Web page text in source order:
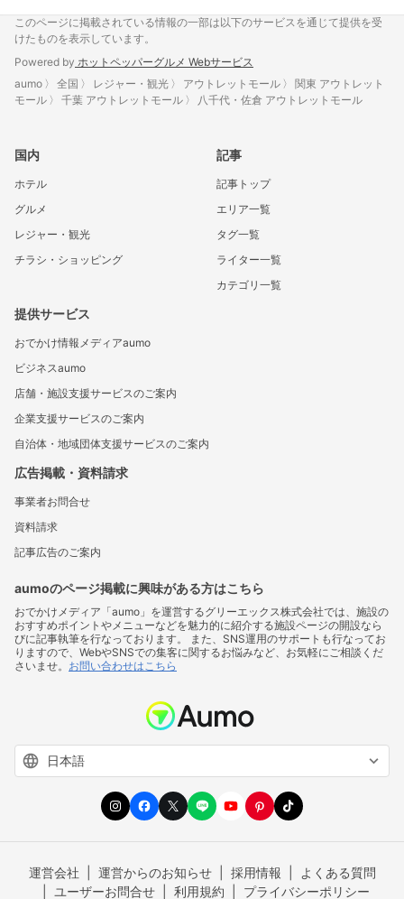
このページに掲載されている情報の一部は以下のサービスを通じて提供を受
けたものを表示しています。
Powered by ホットペッパーグルメ Webサービス
aumo
全国 レジャー・観光 アウトレットモール
関東 アウトレット
モール
千葉 アウトレットモール 八千代・佐倉 アウトレットモール
国内
ホテル
グルメ
レジャー・観光
チラシ・ショッピング
記事
記事トップ
エリア一覧
タグ一覧
ライター一覧
カテゴリ一覧
提供サービス
おでかけ情報メディアaumo
ビジネスaumo
店舗・施設支援サービスのご案内
企業支援サービスのご案内
自治体・地域団体支援サービスのご案内
広告掲載・資料請求
事業者お問合せ
資料請求
記事広告のご案内
aumoのページ掲載に興味がある方はこちら
おでかけメディア「aumo」を運営するグリーエックス株式会社では、施設の
おすすめポイントやメニューなどを魅力的に紹介する施設ページの開設なら
びに記事執筆を行なっております。 また、SNS運用のサポートも行なってお
りますので、WebやSNSでの集客に関するお悩みなど、お気軽にご相談くだ
さいませ。 お問い合わせはこちら
運営会社 運営からのお知らせ 採用情報
よくある質問
ユーザーお問合せ
利用規約 プライバシーポリシー